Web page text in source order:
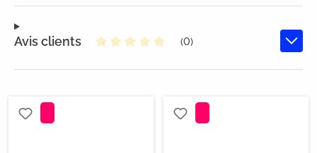
Avis clients
(0)